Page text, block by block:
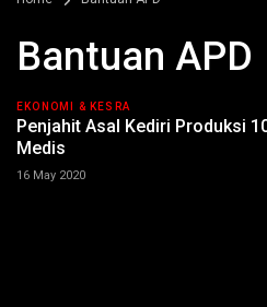
Bantuan APD
EKONOMI & KESRA
Penjahit Asal Kediri Produksi
Medis
16 May 2020